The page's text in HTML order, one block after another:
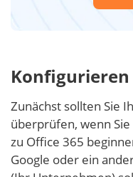
Zunächst sollten Sie
überprüfen, wenn
zu Office 365
Google oder ein